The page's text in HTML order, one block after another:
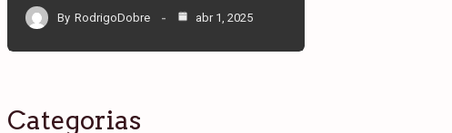
By RodrigoDobre abr 1, 2025
Categorias